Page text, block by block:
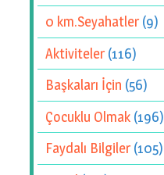
0 km.Seyahatler(9)
Aktiviteler(116)
Başkaları İçin (56)
Çocuklu Olmak (196)
Faydalı Bilgiler(105)